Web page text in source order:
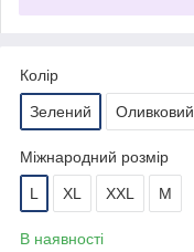
Колір
Зелений Оливковий
Міжнародний розмір
L XL XXL M
В наявності